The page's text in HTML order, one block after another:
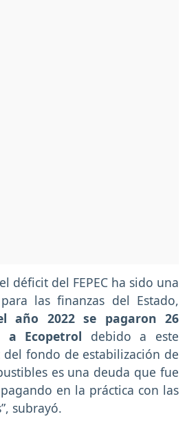
déficit del FEPEC ha sido una
las finanzas del Estado,
año 2022 se pagaron 26
a Ecopetrol debido a este
del fondo de estabilización de
es una deuda que fue
en la práctica con las
subrayó.